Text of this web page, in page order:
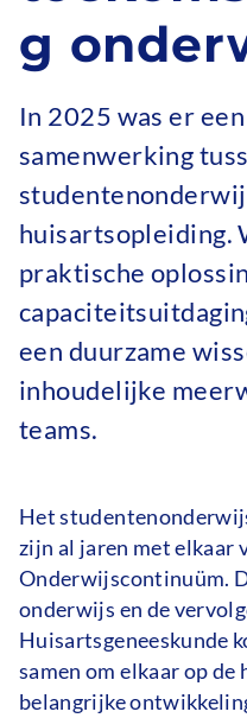
g
In 2025 was er
samenwerking
huisartsopleiding.
praktische
een duurzame
inhoudelijke
teams.
Het
zijn al jaren met elkaar
Onderwijscontinuüm.
onderwijs en de
Huisartsgeneeskunde
samen om elkaar op de
belangrijke